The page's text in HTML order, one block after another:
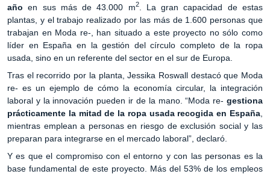
año en sus más de 43.000 m2. La gran capacidad de estas
plantas, y el trabajo realizado por las más de 1.600 personas que
trabajan en Moda re-, han situado a este proyecto no sólo como
líder en España en la gestión del círculo completo de la ropa
usada, sino en un referente del sector en el sur de Europa.
Tras el recorrido por la planta, Jessika Roswall destacó que Moda
re- es un ejemplo de cómo la economía circular, la integración
laboral y la innovación pueden ir de la mano. “Moda re- gestiona
prácticamente la mitad de la ropa usada recogida en España
mientras emplean a personas en riesgo de exclusión social y las
preparan para integrarse en el mercado laboral”, declaró.
Y es que el compromiso con el entorno y con las personas es la
base fundamental de este proyecto. Más del 53% de los empleos